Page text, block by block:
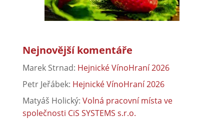
Nejnovější komentáře
Marek Strnad: Hejnické VínoHraní 2026
Petr Jeřábek: Hejnické VínoHraní 2026
Matyáš Holický: Volná pracovní místa ve
společnosti CiS SYSTEMS s.r.o.